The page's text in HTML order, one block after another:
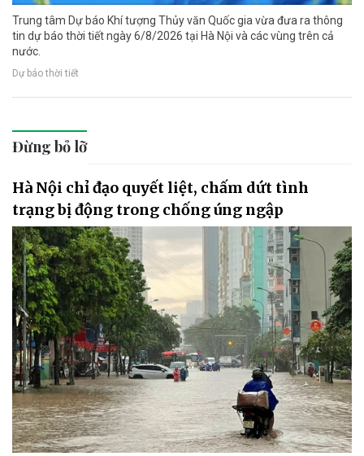
Trung tâm Dự báo Khí tượng Thủy văn Quốc gia vừa đưa ra thông
tin dự báo thời tiết ngày 6/8/2026 tại Hà Nội và các vùng trên cả
nước.
Dự báo thời tiết
Đừng bỏ lỡ
Hà Nội chỉ đạo quyết liệt, chấm dứt tình
trạng bị động trong chống úng ngập